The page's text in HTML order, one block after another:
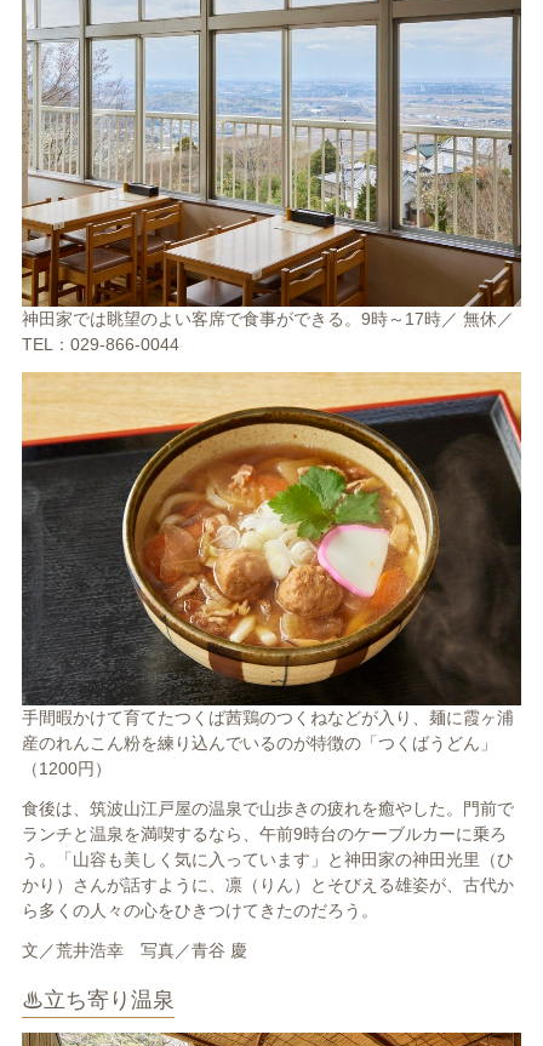
神田家では眺望のよい客席で食事ができる。9時～17時／ 無休／
TEL：029-866-0044
手間暇かけて育てたつくば茜鶏のつくねなどが入り、麺に霞ヶ浦
産のれんこん粉を練り込んでいるのが特徴の「つくばうどん」
（1200円）
食後は、筑波山江戸屋の温泉で山歩きの疲れを癒やした。門前で
ランチと温泉を満喫するなら、午前9時台のケーブルカーに乗ろ
う。「山容も美しく気に入っています」と神田家の神田光里（ひ
かり）さんが話すように、凛（りん）とそびえる雄姿が、古代か
ら多くの人々の心をひきつけてきたのだろう。
文／荒井浩幸 写真／青谷 慶
♨立ち寄り温泉